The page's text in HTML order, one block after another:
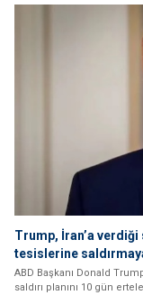
Trump, İran’a verdiği
tesislerine
ABD Başkanı Donald
saldırı planını 10 gün